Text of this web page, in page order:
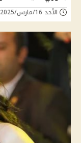
الأحد 16/مارس/2025 - 03:02 ص